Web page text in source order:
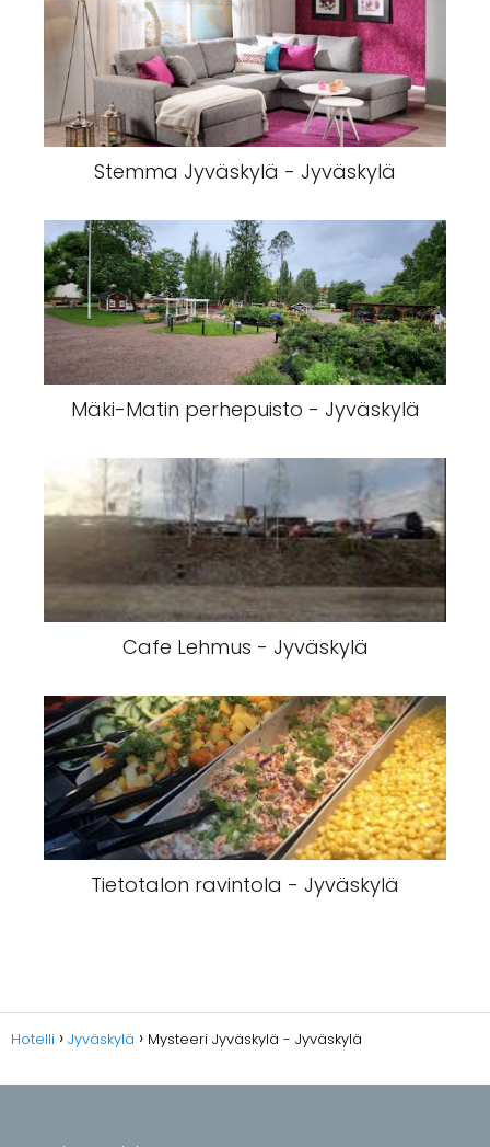
Stemma Jyväskylä - Jyväskylä
Mäki-Matin perhepuisto - Jyväskylä
Cafe Lehmus - Jyväskylä
Tietotalon ravintola - Jyväskylä
Hotelli Jyväskylä Mysteeri Jyväskylä - Jyväskylä